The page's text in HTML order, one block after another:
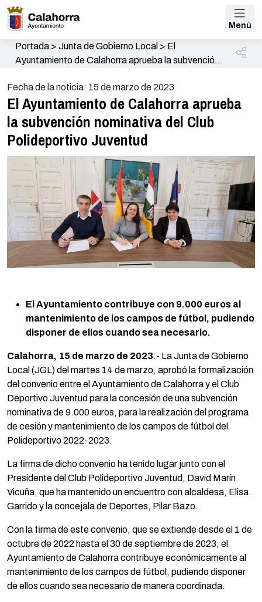
Menú
Portada> Junta de Gobierno Local > El
Ayuntamiento de Calahorra aprueba la subvención
Fecha de la noticia: 15 de marzo de 2023
El Ayuntamiento de Calahorra aprueba
la subvención nominativa del Club
Polideportivo Juventud
El Ayuntamiento contribuye con 9.000 euros al
mantenimiento de los campos de fútbol, pudiendo
disponer de ellos cuando sea necesario.
Calahorra, 15 de marzo de 2023.- La Junta de Gobierno
Local (JGL) del martes 14 de marzo, aprobó la formalización
del convenio entre el Ayuntamiento de Calahorra y el Club
Deportivo Juventud para la concesión de una subvención
nominativa de 9.000 euros, para la realización del programa
de cesión y mantenimiento de los campos de fútbol del
Polideportivo 2022-2023.
La firma de dicho convenio ha tenido lugar junto con el
Presidente del Club Polideportivo Juventud, David Marín
Vicuña, que ha mantenido un encuentro con alcaldesa, Elisa
Garrido y la concejala de Deportes, Pilar Bazo.
Con la firma de este convenio, que se extiende desde el 1 de
octubre de 2022 hasta el 30 de septiembre de 2023, el
Ayuntamiento de Calahorra contribuye económicamente al
mantenimiento de los campos de fútbol, pudiendo disponer
de ellos cuando sea necesario de manera coordinada.